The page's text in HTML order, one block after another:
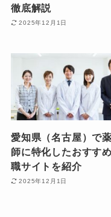
徹底解説
2025年12月1日
愛知県（名古屋）で
師に特化したおすす
職サイトを紹介
2025年12月1日